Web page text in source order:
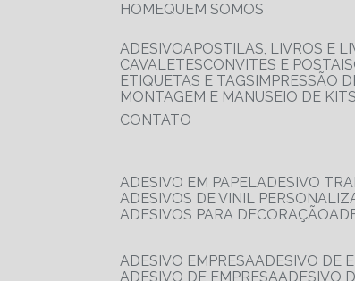
HOME
QUEM SOMOS
ADESIVO
APOSTILAS, LIVROS E
CAVALETES
CONVITES E POSTAIS
ETIQUETAS E TAGS IMPRESSÃO
MONTAGEM E MANUSEIO DE KITS
CONTATO
ADESIVO EM PAPEL
ADESIVO
ADESIVOS DE VINIL
ADESIVOS PARA DECORAÇÃO
ADESIVO EMPRESA
ADESIVO DE
ADESIVO DE EMPRESA
ADESIVO